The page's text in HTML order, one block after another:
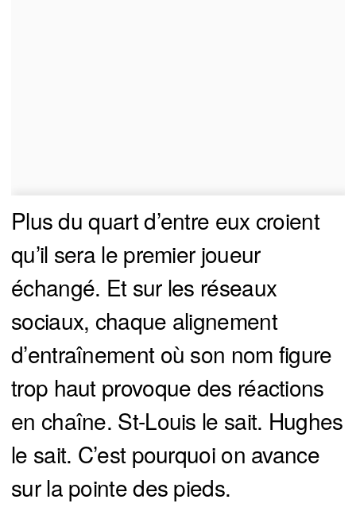
Plus du quart d’entre eux croient
qu’il sera le premier joueur
échangé. Et sur les réseaux
sociaux, chaque alignement
d’entraînement où son nom figure
trop haut provoque des réactions
en chaîne. St-Louis le sait. Hughes
le sait. C’est pourquoi on avance
sur la pointe des pieds.